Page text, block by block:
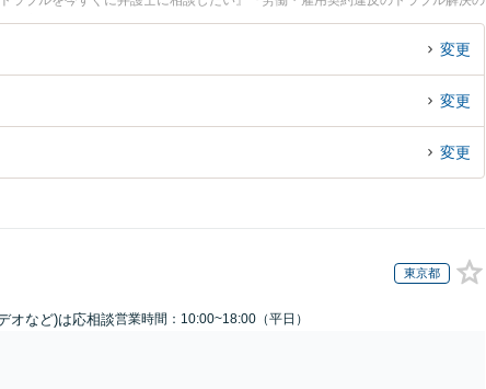
市内の弁護士に相談予約したい』などでお困りの相談者さんにおすすめです。
変更
変更
変更
東京都
オなど)は応相談営業時間：10:00~18:00（平日）